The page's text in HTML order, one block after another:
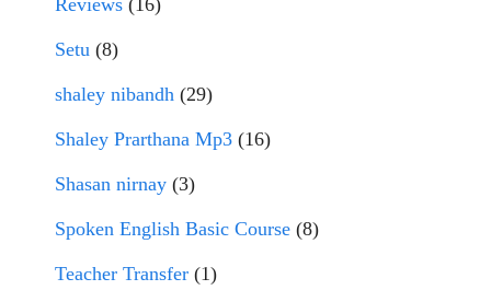
Setu (8)
shaley nibandh (29)
Shaley Prarthana Mp3 (16)
Shasan nirnay (3)
Spoken English Basic Course (8)
Teacher Transfer (1)